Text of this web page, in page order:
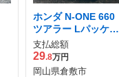
ホンダ N-ONE 660
ツアラー Lパッケー
ジ
支払総額
29.8万円
岡山県倉敷市